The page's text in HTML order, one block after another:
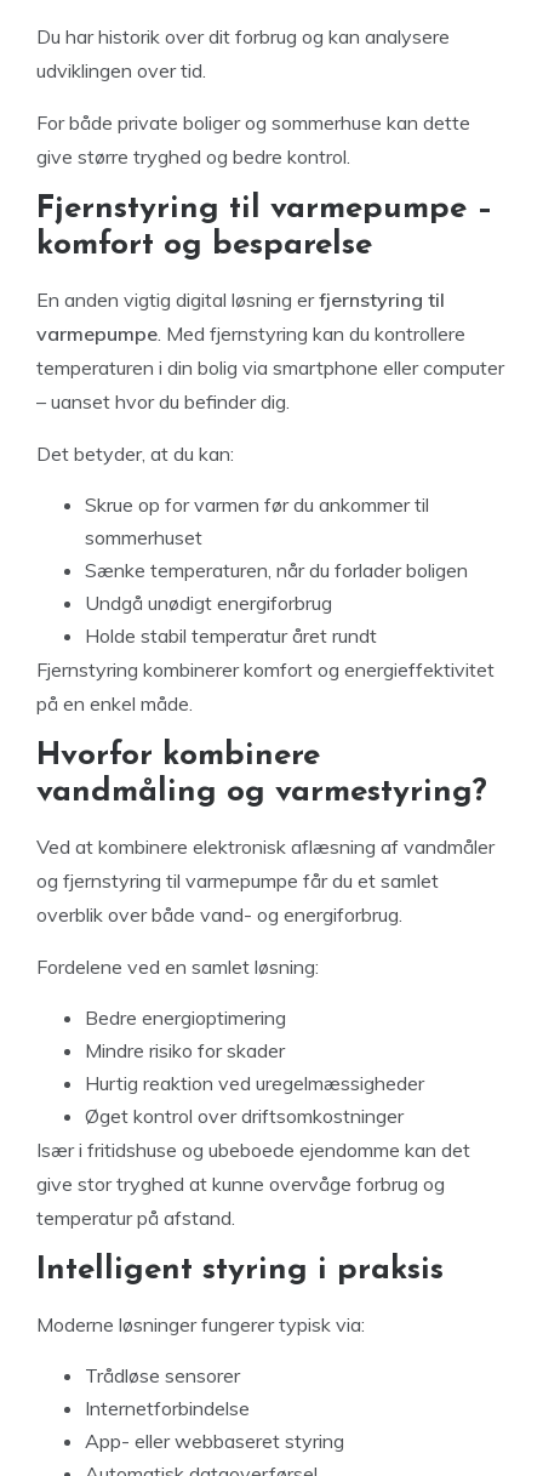
Du har historik over dit forbrug og kan analysere
udviklingen over tid.
For både private boliger og sommerhuse kan dette
give større tryghed og bedre kontrol.
Fjernstyring til varmepumpe –
komfort og besparelse
En anden vigtig digital løsning erfjernstyring til
varmepumpe . Med fjernstyring kan du kontrollere
temperaturen i din bolig via smartphone eller computer
– uanset hvor du befinder dig.
Det betyder, at du kan:
Skrue op for varmen før du ankommer til
sommerhuset
Sænke temperaturen, når du forlader boligen
Undgå unødigt energiforbrug
Holde stabil temperatur året rundt
Fjernstyring kombinerer komfort og energieffektivitet
på en enkel måde.
Hvorfor kombinere
vandmåling og varmestyring?
Ved at kombinere elektronisk aflæsning af vandmåler
og fjernstyring til varmepumpe får du et samlet
overblik over både vand- og energiforbrug.
Fordelene ved en samlet løsning:
Bedre energioptimering
Mindre risiko for skader
Hurtig reaktion ved uregelmæssigheder
Øget kontrol over driftsomkostninger
Især i fritidshuse og ubeboede ejendomme kan det
give stor tryghed at kunne overvåge forbrug og
temperatur på afstand.
Intelligent styring i praksis
Moderne løsninger fungerer typisk via:
Trådløse sensorer
Internetforbindelse
App- eller webbaseret styring